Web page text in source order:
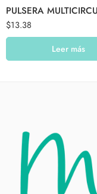
$13.38
Leer más